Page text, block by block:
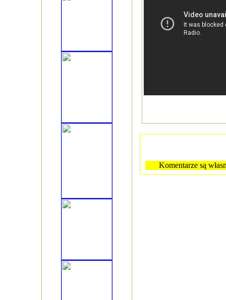
Komentarze są